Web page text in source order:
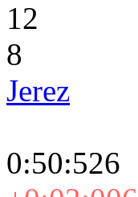
12
8
Jerez
0:50:526